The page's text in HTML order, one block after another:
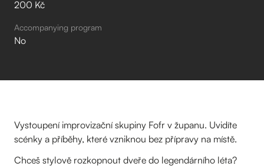
200 Kč
Accompanying program
No
Vystoupení improvizační skupiny Fofr v županu. Uvidíte
scénky a příběhy, které vzniknou bez přípravy na místě.
Chceš stylově rozkopnout dveře do legendárního léta?